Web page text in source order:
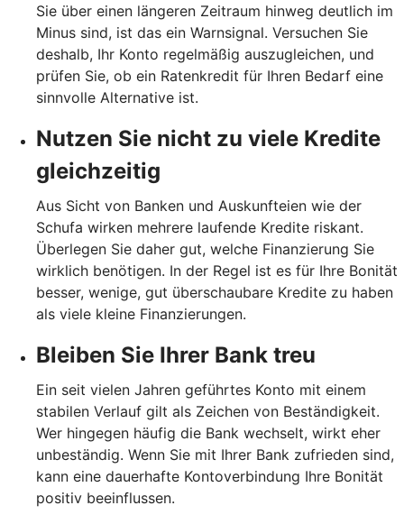
Sie über einen längeren Zeitraum hinweg deutlich im
Minus sind, ist das ein Warnsignal. Versuchen Sie
deshalb, Ihr Konto regelmäßig auszugleichen, und
prüfen Sie, ob ein Ratenkredit für Ihren Bedarf eine
sinnvolle Alternative ist.
Nutzen Sie nicht zu viele Kredite
gleichzeitig
Aus Sicht von Banken und Auskunfteien wie der
Schufa wirken mehrere laufende Kredite riskant.
Überlegen Sie daher gut, welche Finanzierung Sie
wirklich benötigen. In der Regel ist es für Ihre Bonität
besser, wenige, gut überschaubare Kredite zu haben
als viele kleine Finanzierungen.
Bleiben Sie Ihrer Bank treu
Ein seit vielen Jahren geführtes Konto mit einem
stabilen Verlauf gilt als Zeichen von Beständigkeit.
Wer hingegen häufig die Bank wechselt, wirkt eher
unbeständig. Wenn Sie mit Ihrer Bank zufrieden sind,
kann eine dauerhafte Kontoverbindung Ihre Bonität
positiv beeinflussen.